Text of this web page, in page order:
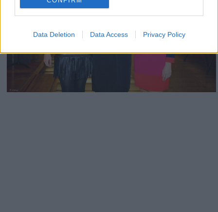
Data Deletion Data Access Privacy Policy